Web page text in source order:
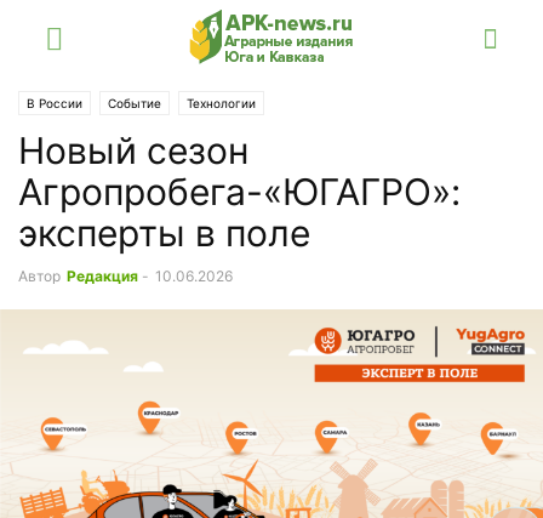
В России Событие Технологии
Новый сезон
Агропробега-«ЮГАГРО»:
эксперты в поле
Автор Редакция - 10.06.2026